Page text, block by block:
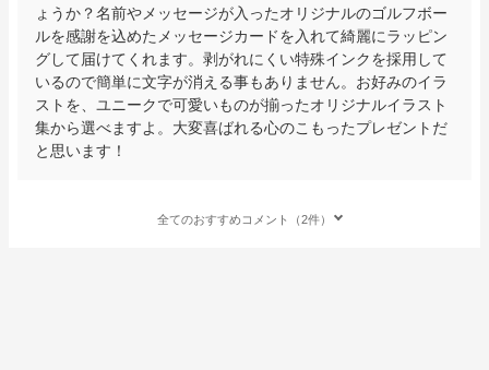
ょうか？名前やメッセージが入ったオリジナルのゴルフボー
ルを感謝を込めたメッセージカードを入れて綺麗にラッピン
グして届けてくれます。剥がれにくい特殊インクを採用して
いるので簡単に文字が消える事もありません。お好みのイラ
ストを、ユニークで可愛いものが揃ったオリジナルイラスト
集から選べますよ。大変喜ばれる心のこもったプレゼントだ
と思います！
全てのおすすめコメント（2件）